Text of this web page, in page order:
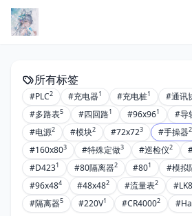
所有标签
#PLC2 #充电器1 #充电桩1 #通讯
#多路表5 #四回路1 #96x961 #导
#电源2 #模块2 #72x723 #手操器2
#160x803 #特殊定做3 #巡检仪2
#D4231 #80隔离器2 #801 #模拟
#96x484 #48x482 #流量表2
#隔离器5 #220V1 #CR40002